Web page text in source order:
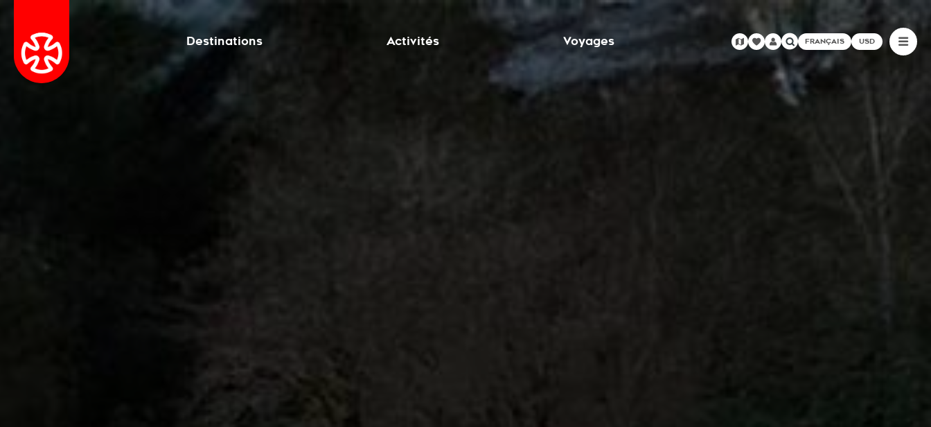
Destinations Activités Voyages FRANÇAIS USD